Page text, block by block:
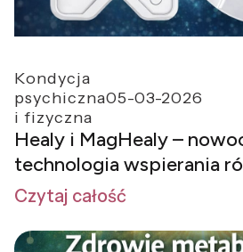
Kondycja
psychiczna
i fizyczna
05-03-2026
Healy i MagHealy –
technologia wspierania
organizmu człowieka
Czytaj całość